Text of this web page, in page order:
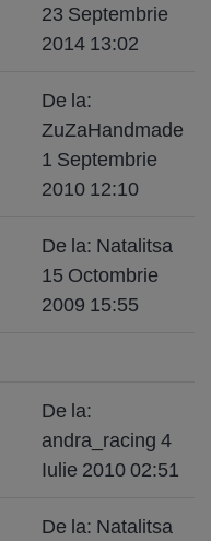
23 Septembrie
2014 13:02
De la:
ZuZaHandmade
1 Septembrie
2010 12:10
De la: Natalitsa
15 Octombrie
2009 15:55
De la:
andra_racing 4
Iulie 2010 02:51
De la: Natalitsa